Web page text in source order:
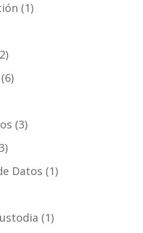
(1)
(6)
(3)
Datos (1)
(1)